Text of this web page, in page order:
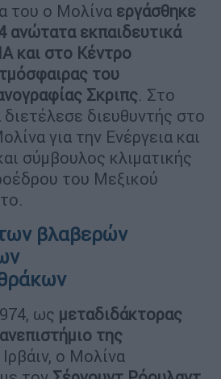
του ο Μολίνα εργάσθηκε
ανώτατα εκπαιδευτικά
και στο Κέντρο
του
Σκριπς. Στο
διευθυντής στο
για την Ενέργεια και
σύμβουλος κλιματικής
του Μεξικού
βλαβερών
ως μεταδιδάκτορας
της
ο Μολίνα